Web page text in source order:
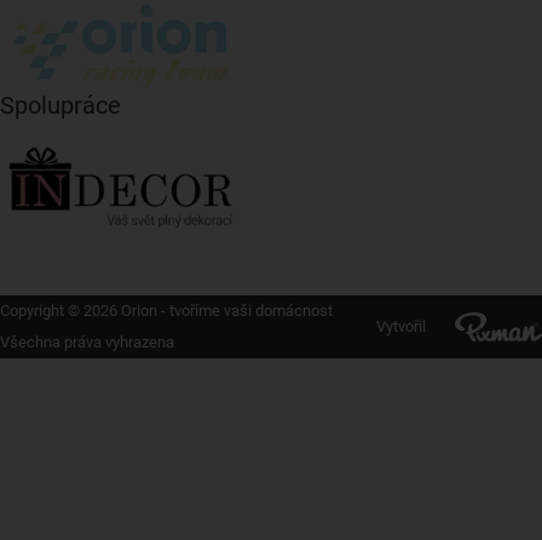
Spolupráce
Copyright © 2026 Orion - tvoříme vaši domácnost
Všechna práva vyhrazena
Vytvořil